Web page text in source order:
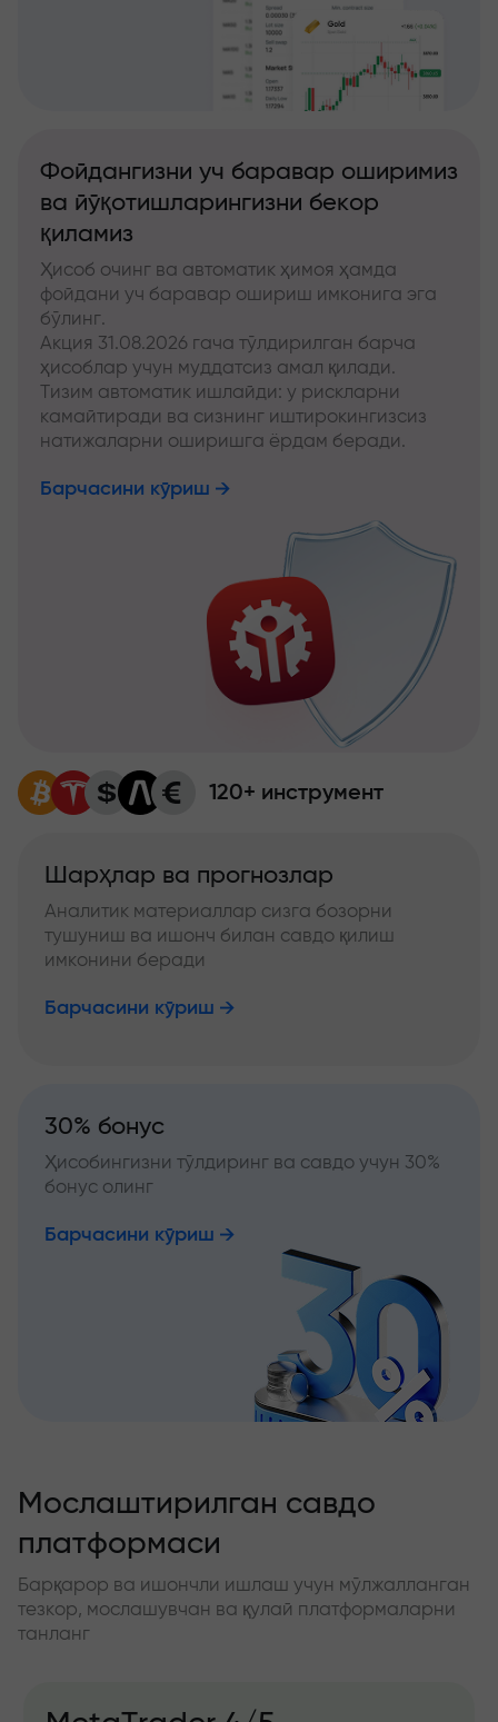
Фойдангизни уч баравар оширимиз
ва йўқотишларингизни бекор
қиламиз
Ҳисоб очинг ва автоматик ҳимоя ҳамда
фойдани уч баравар ошириш имконига эга
бўлинг.
Акция 31.08.2026 гача тўлдирилган барча
ҳисоблар учун муддатсиз амал қилади.
Тизим автоматик ишлайди: у рискларни
камайтиради ва сизнинг иштирокингизсиз
натижаларни оширишга ёрдам беради.
Барчасини кўриш
120+ инструмент
Шарҳлар ва прогнозлар
Аналитик материаллар сизга бозорни
тушуниш ва ишонч билан савдо қилиш
имконини беради
Барчасини кўриш
30% бонус
Ҳисобингизни тўлдиринг ва савдо учун 30%
бонус олинг
Барчасини кўриш
Мослаштирилган савдо
платформаси
Барқарор ва ишончли ишлаш учун мўлжалланган
тезкор, мослашувчан ва қулай платформаларни
танланг